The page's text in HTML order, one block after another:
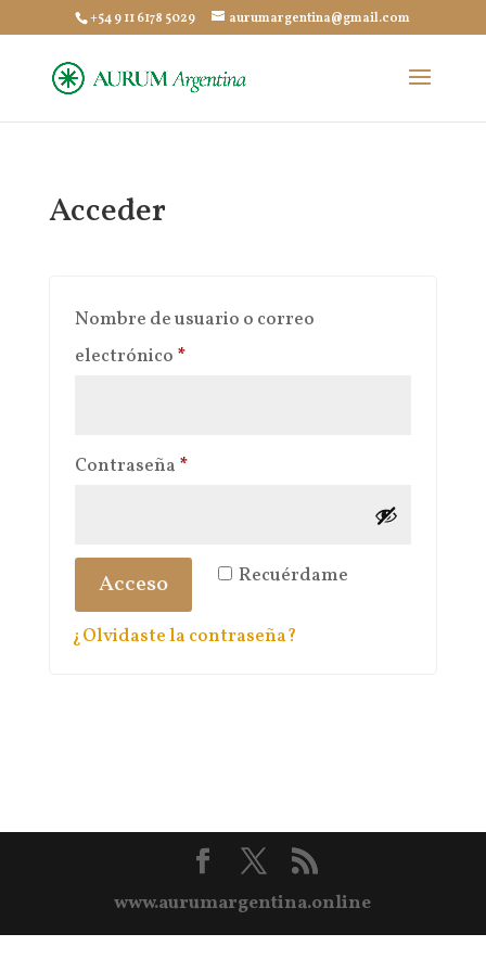
+54 9 11 6178 5029 aurumargentina@gmail.com
Acceder
Nombre de usuario o correo
electrónico *Obligatorio
Contraseña *Obligatorio
Recuérdame
Acceso
¿Olvidaste la contraseña?
www.aurumargentina.online